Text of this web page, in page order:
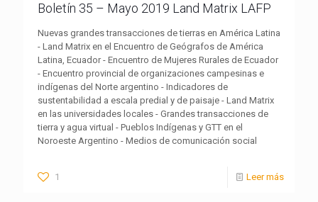
Boletín 35 – Mayo 2019 Land Matrix LAFP
Nuevas grandes transacciones de tierras en América Latina
- Land Matrix en el Encuentro de Geógrafos de América
Latina, Ecuador - Encuentro de Mujeres Rurales de Ecuador
- Encuentro provincial de organizaciones campesinas e
indígenas del Norte argentino - Indicadores de
sustentabilidad a escala predial y de paisaje - Land Matrix
en las universidades locales - Grandes transacciones de
tierra y agua virtual - Pueblos Indígenas y GTT en el
Noroeste Argentino - Medios de comunicación social
1 Leer más